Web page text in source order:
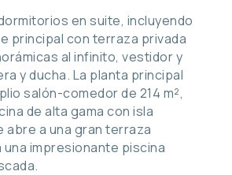
en suite, incluyendo
principal con terraza privada
al infinito, vestidor y
y ducha. La planta principal
salón-comedor de 214 m²,
de alta gama con isla
abre a una gran terraza
una impresionante piscina